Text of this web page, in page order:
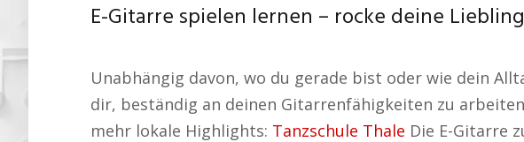
E-Gitarre spielen lernen – rocke deine
Unabhängig davon, wo du gerade bist oder wie dein
dir, beständig an deinen Gitarrenfähigkeiten zu
mehr lokale Highlights: Tanzschule Thale Die E-Gitarre